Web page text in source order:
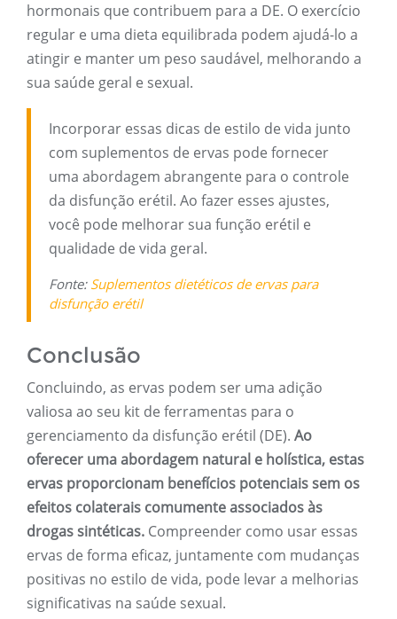
hormonais que contribuem para a DE. O exercício
regular e uma dieta equilibrada podem ajudá-lo a
atingir e manter um peso saudável, melhorando a
sua saúde geral e sexual.
Incorporar essas dicas de estilo de vida junto
com suplementos de ervas pode fornecer
uma abordagem abrangente para o controle
da disfunção erétil. Ao fazer esses ajustes,
você pode melhorar sua função erétil e
qualidade de vida geral.
Fonte: Suplementos dietéticos de ervas para
disfunção erétil
Conclusão
Concluindo, as ervas podem ser uma adição
valiosa ao seu kit de ferramentas para o
gerenciamento da disfunção erétil (DE). Ao
oferecer uma abordagem natural e holística, estas
ervas proporcionam benefícios potenciais sem os
efeitos colaterais comumente associados às
drogas sintéticas. Compreender como usar essas
ervas de forma eficaz, juntamente com mudanças
positivas no estilo de vida, pode levar a melhorias
significativas na saúde sexual.